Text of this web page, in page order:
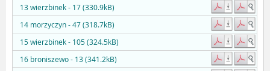
13 wierzbinek - 17 (330.9kB)
14 morzyczyn - 47 (318.7kB)
15 wierzbinek - 105 (324.5kB)
16 broniszewo - 13 (341.2kB)